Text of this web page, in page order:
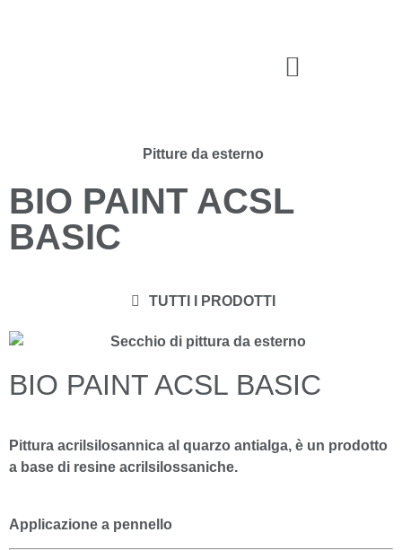
Pitture da esterno
BIO PAINT ACSL
BASIC
TUTTI I PRODOTTI
BIO PAINT ACSL BASIC
Pittura acrilsilosannica al quarzo antialga, è un prodotto
a base di resine acrilsilossaniche.
Applicazione a pennello